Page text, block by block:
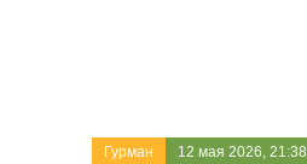
Гурман 12 мая 2026, 21:38